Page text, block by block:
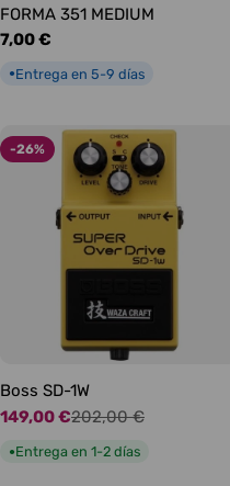
FORMA 351 MEDIUM
Precio
7,00 €
●Entrega en 5-9 días
-26%
Boss SD-1W
Precio
de
149,00 €
Precio
habitual
202,00 €
●Entrega en 1-2 días